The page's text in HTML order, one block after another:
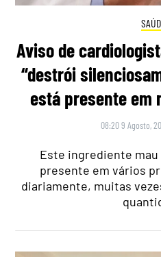
Aviso de
“destrói
está presente em
08:20 9 Agosto,
Este ingrediente mau
presente em vários
diariamente, muitas